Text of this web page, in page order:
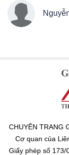
CHUYÊN TRANG
Cơ quan của
Giấy phép số 173/